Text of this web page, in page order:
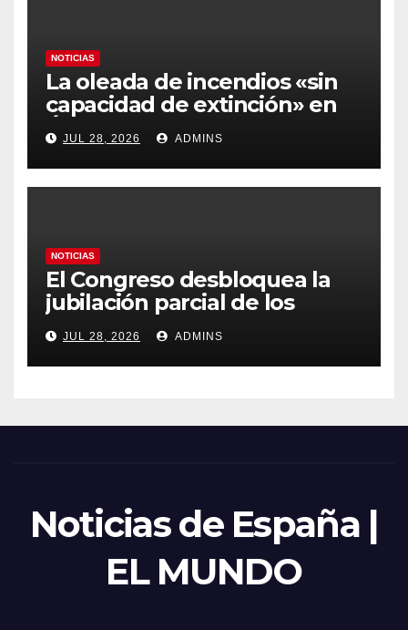
NOTICIAS
La oleada de incendios «sin
capacidad de extinción» en
Ávila y al oeste de Madrid
obliga a declarar la
emergencia nacional
JUL 28, 2026 ADMINS
NOTICIAS
El Congreso desbloquea la
jubilación parcial de los
trabajadores laborales del
sector público
JUL 28, 2026 ADMINS
Noticias de España |
EL MUNDO